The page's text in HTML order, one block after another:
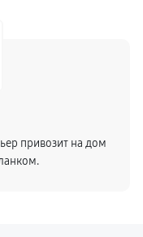
привозит на дом